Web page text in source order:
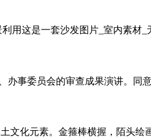
用这是一套沙发图片_室内素材_
办事委员会的审查成果演讲。同
文化元素。金箍棒横握，陌头绘